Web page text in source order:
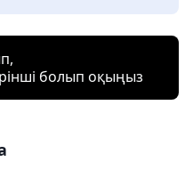
болып оқыңыз